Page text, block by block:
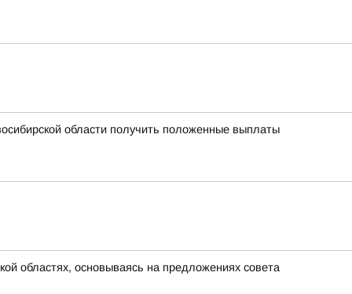
области получить положенные выплаты
областях, основываясь на предложениях совета